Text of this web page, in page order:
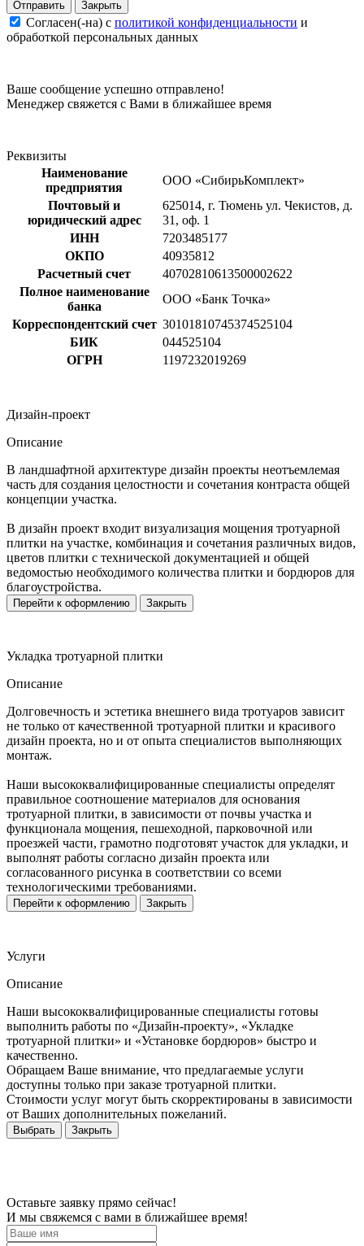
Закрыть
Согласен(-на) c политикой конфиденциальности и
обработкой персональных данных
Ваше сообщение успешно отправлено!
Менеджер свяжется с Вами в ближайшее время
Реквизиты
Наименование
предприятия
ООО «СибирьКомплект»
Почтовый и
юридический адрес
625014, г. Тюмень ул. Чекистов, д.
31, оф. 1
ИНН
7203485177
ОКПО
40935812
Расчетный счет
40702810613500002622
Полное наименование
банка
ООО «Банк Точка»
Корреспондентский счет 30101810745374525104
БИК
044525104
ОГРН
1197232019269
Дизайн-проект
Описание
В ландшафтной архитектуре дизайн проекты неотъемлемая
часть для создания целостности и сочетания контраста общей
концепции участка.
В дизайн проект входит визуализация мощения тротуарной
плитки на участке, комбинация и сочетания различных видов,
цветов плитки с технической документацией и общей
ведомостью необходимого количества плитки и бордюров для
благоустройства.
Перейти к оформлению Закрыть
Укладка тротуарной плитки
Описание
Долговечность и эстетика внешнего вида тротуаров зависит
не только от качественной тротуарной плитки и красивого
дизайн проекта, но и от опыта специалистов выполняющих
монтаж.
Наши высококвалифицированные специалисты определят
правильное соотношение материалов для основания
тротуарной плитки, в зависимости от почвы участка и
функционала мощения, пешеходной, парковочной или
проезжей части, грамотно подготовят участок для укладки, и
выполнят работы согласно дизайн проекта или
согласованного рисунка в соответствии со всеми
технологическими требованиями.
Перейти к оформлению Закрыть
Услуги
Описание
Наши высококвалифицированные специалисты готовы
выполнить работы по «Дизайн-проекту», «Укладке
тротуарной плитки» и «Установке бордюров» быстро и
качественно.
Обращаем Ваше внимание, что предлагаемые услуги
доступны только при заказе тротуарной плитки.
Стоимости услуг могут быть скорректированы в зависимости
от Ваших дополнительных пожеланий.
Выбрать Закрыть
Оставьте заявку прямо сейчас!
И мы свяжемся с вами в ближайшее время!